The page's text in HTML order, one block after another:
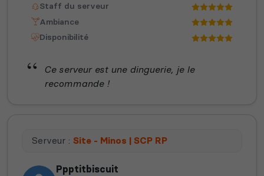
Staff du serveur
Ambiance
Disponibilité
Ce serveur est une dinguerie, je le
recommande !
Serveur : Site - Minos | SCP RP
Ppptitbiscuit